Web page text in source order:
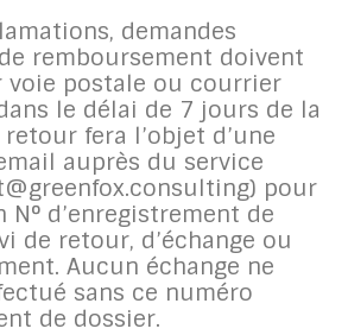
demandes
remboursement doivent
voie postale ou courrier
le délai de 7 jours de la
fera l’objet d’une
auprès du service
pour
N° d’enregistrement de
de retour, d’échange ou
Aucun échange ne
sans ce numéro
de dossier.